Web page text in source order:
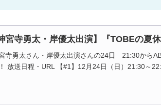
宮寺勇太・岸優太出演】『TOBEの夏
寺勇太さん・岸優太出演さんの24日 21:30から
独占放送が決定！！ 放送日程・URL 【#1】12月24日（日）21:30～